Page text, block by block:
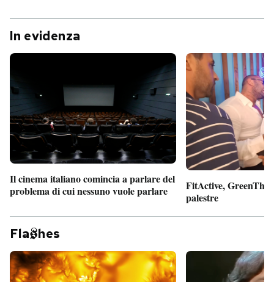
In evidenza
Il cinema italiano comincia a parlare del
problema di cui nessuno vuole parlare
FitActive,
palestre
Fla hes